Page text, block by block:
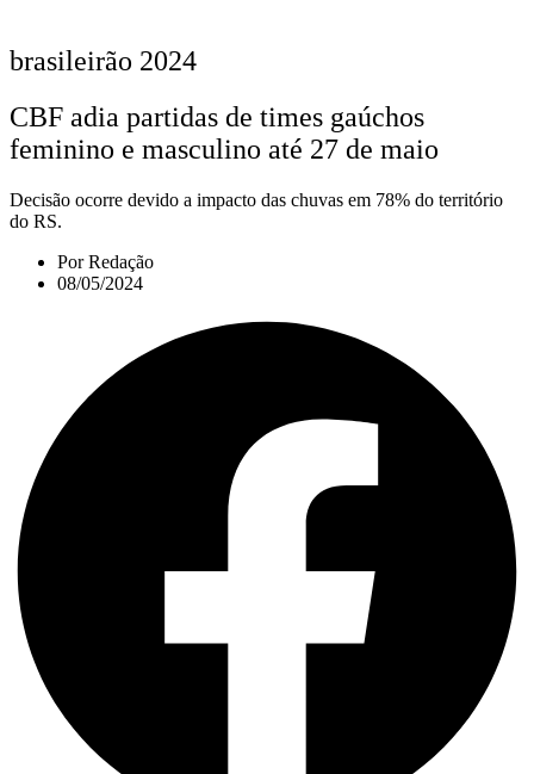
brasileirão 2024
CBF adia partidas de times gaúchos
feminino e masculino até 27 de maio
Decisão ocorre devido a impacto das chuvas em 78% do território
do RS.
PorRedação
08/05/2024